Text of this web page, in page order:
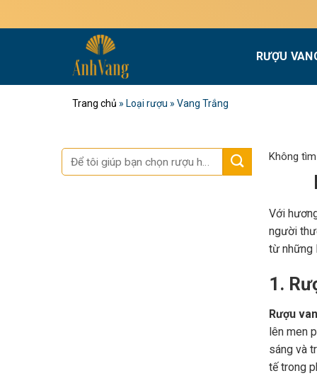
qua
RƯỢU
Trang chủ » Loại rượu » Vang Trắng
Tìm
kiếm:
Không
Với
người
từ những
1.
Rượu
lên men
sáng và
tế trong